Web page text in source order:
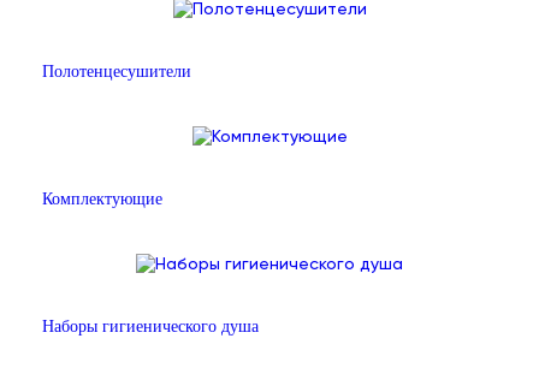
Полотенцесушители
Комплектующие
Наборы гигиенического душа